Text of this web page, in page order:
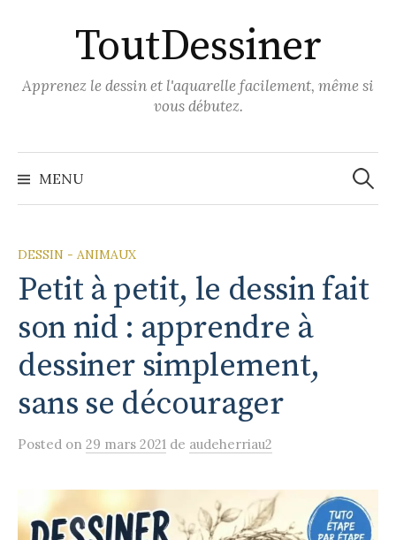
ToutDessiner
Apprenez le dessin et l'aquarelle facilement, même si
vous débutez.
MENU
DESSIN - ANIMAUX
Petit à petit, le dessin fait
son nid : apprendre à
dessiner simplement,
sans se décourager
Posted on 29 mars 2021 de audeherriau2